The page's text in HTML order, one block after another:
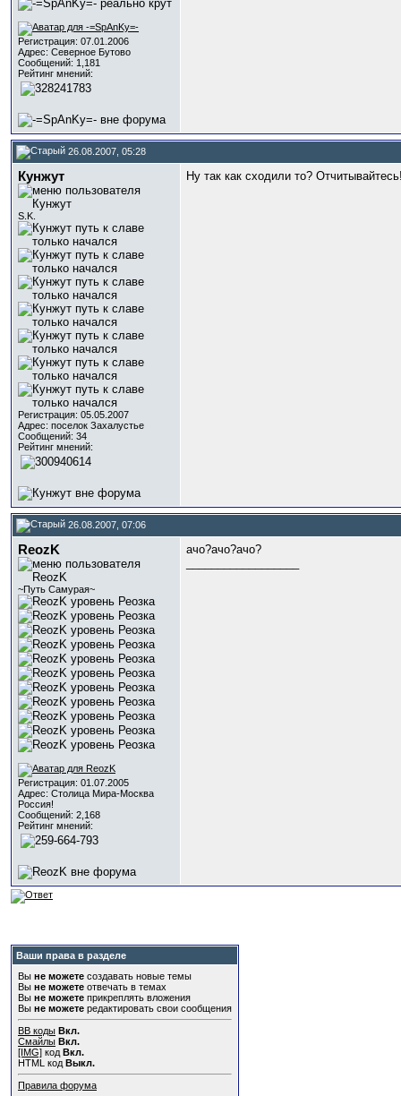
Регистрация: 07.01.2006
Адрес: Северное Бутово
Сообщений: 1,181
Рейтинг мнений:
26.08.2007, 05:28
Кунжут
S.K.
Регистрация: 05.05.2007
Адрес: поселок Захалустье
Сообщений: 34
Рейтинг мнений:
Ну так как сходили то?
26.08.2007, 07:06
ReozK
~Путь Самурая~
Регистрация: 01.07.2005
Адрес: Столица Мира-Москва
Россия!
Сообщений: 2,168
Рейтинг мнений:
ачо?ачо?ачо?
Ваши права в разделе
Вы не можете создавать новые темы
Вы не можете отвечать в темах
Вы не можете прикреплять вложения
Вы не можете редактировать свои сообщения
BB коды Вкл.
Смайлы Вкл.
[IMG] код Вкл.
HTML код Выкл.
Правила форума